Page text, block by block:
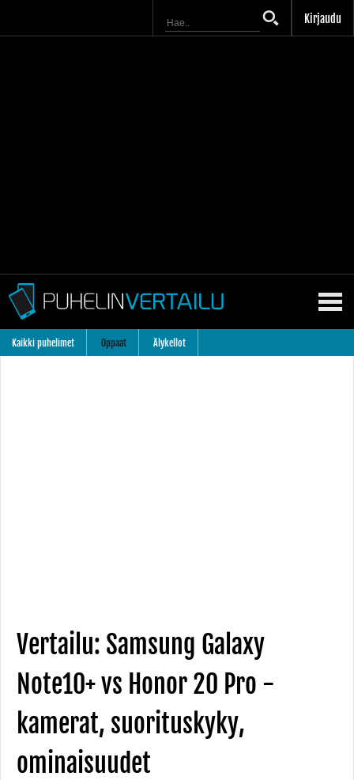
Kirjaudu
Kaikki puhelimet Oppaat Älykellot
Vertailu: Samsung Galaxy
Note10+ vs Honor 20 Pro -
kamerat, suorituskyky,
ominaisuudet